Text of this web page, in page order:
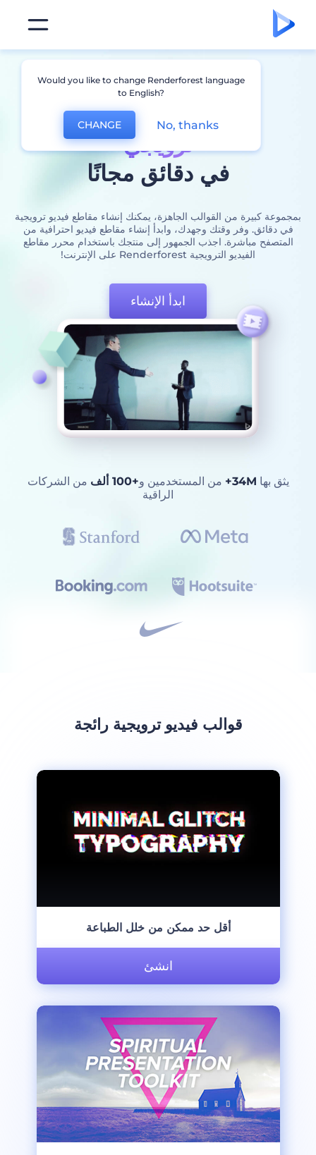
قم بإنشاء
مقطع فيديو
ترويجي
في دقائق مجانًا
بمجموعة كبيرة من القوالب الجاهزة، يمكنك إنشاء مقاطع فيديو ترويجية
في دقائق. وفر وقتك وجهدك، وابدأ إنشاء مقاطع فيديو احترافية من
المتصفح مباشرة. اجذب الجمهور إلى منتجك باستخدام محرر مقاطع
الفيديو الترويجية Renderforest على الإنترنت!
ابدأ الإنشاء
يثق بها 34M+ من المستخدمين و+100 ألف
من الشركات
الراقية
قوالب فيديو ترويجية رائجة
أقل حد ممكن من خلل الطباعة
انشئ
Would you like to change Renderforest language
to English?
CHANGE No, thanks